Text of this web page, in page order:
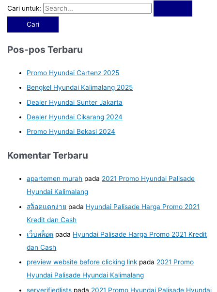
Cari untuk:
Pos-pos Terbaru
Promo Hyundai Cartenz 2025
Bengkel Hyundai Kalimalang 2025
Dealer Hyundai Sunter Jakarta
Dealer Hyundai Cikarang 2024
Promo Hyundai Bekasi 2024
Komentar Terbaru
apartemen murah pada 2021 Promo Hyundai Palisade
Hyundai Kalimalang
สล็อตแตกง่าย pada Hyundai Palisade Harga Promo 2021
Kredit dan Cash
เว็บสล็อต pada Hyundai Palisade Harga Promo 2021 Kredit
dan Cash
preview website before clicking link pada 2021 Promo
Hyundai Palisade Hyundai Kalimalang
serverifiedlists pada 2021 Promo Hyundai Palisade Hyundai